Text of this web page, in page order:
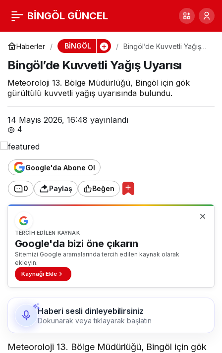
BİNGÖL GÜNCEL
Haberler BİNGÖL
Bingöl’de Kuvvetli Yağış
Bingöl’de Kuvvetli Yağış Uyarısı
Meteoroloji 13. Bölge Müdürlüğü, Bingöl için gök
gürültülü kuvvetli yağış uyarısında bulundu.
14 Mayıs 2026, 16:48 yayınlandı
4
Google'da Abone Ol
0 Paylaş Beğen
TERCIH EDILEN KAYNAK
Google'da bizi öne çıkarın
Sitemizi Google aramalarında tercih edilen kaynak olarak
ekleyin.
Kaynağı Ekle
Haberi sesli dinleyebilirsiniz
Dokunarak veya tıklayarak başlatın
Meteoroloji 13. Bölge Müdürlüğü, Bingöl için gök
Bingöl’de Kuvvetli Yağış
Uyarısı
0